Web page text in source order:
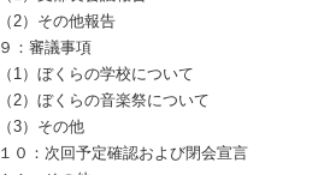
（2）その他報告
９：審議事項
（1）ぼくらの学校について
（2）ぼくらの音楽祭について
（3）その他
１０：次回予定確認および閉会宣言